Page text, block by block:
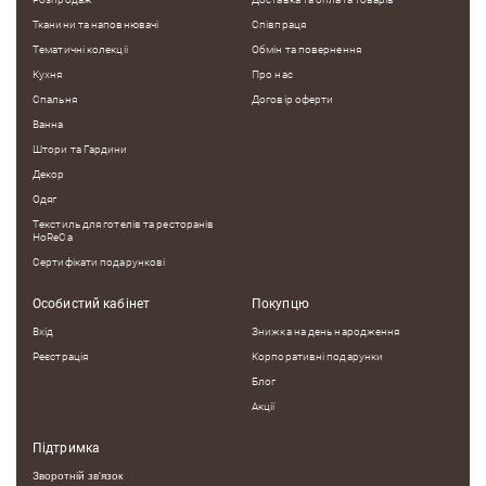
Тканини та наповнювачі
Тематичні колекцii
Кухня
Спальня
Ванна
Штори та Гардини
Декор
Одяг
Текстиль для готелів та ресторанів
HoReCa
Сертифікати подарункові
Співпраця
Обмін та повернення
Про нас
Договір оферти
Особистий кабінет
Вхід
Реєстрація
Покупцю
Знижка на день народження
Корпоративні подарунки
Блог
Акції
Підтримка
Зворотній зв'язок